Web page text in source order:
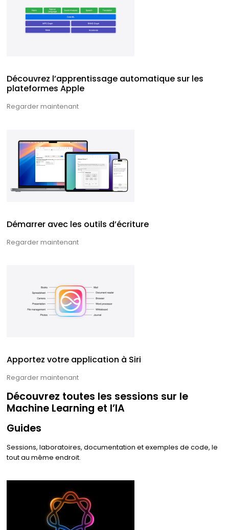
Découvrez l’apprentissage automatique sur les
plateformes Apple
Regarder maintenant
Démarrer avec les outils d’écriture
Regarder maintenant
Apportez votre application à Siri
Regarder maintenant
Découvrez toutes les sessions sur le
Machine Learning et l’IA
Guides
Sessions, laboratoires, documentation et exemples de code, le
tout au même endroit.